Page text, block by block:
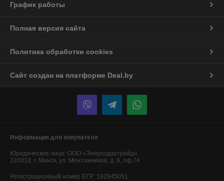
График работы
Полная версия сайта
Политика обработки cookies
Сайт создан на платформе Deal.by
Информация для покупателя
Юридическое лицо: ООО «Энергодартрейд»
220019, г. Минск, ул. Монтажников, д. 9, оф.74
Регистрационный номер ЕГР: 192945051